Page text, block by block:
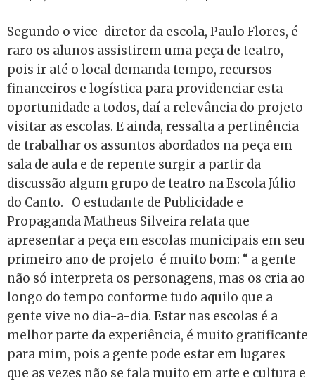
Segundo o vice-diretor da escola, Paulo Flores, é
raro os alunos assistirem uma peça de teatro,
pois ir até o local demanda tempo, recursos
financeiros e logística para providenciar esta
oportunidade a todos, daí a relevância do projeto
visitar as escolas. E ainda, ressalta a pertinência
de trabalhar os assuntos abordados na peça em
sala de aula e de repente surgir a partir da
discussão algum grupo de teatro na Escola Júlio
do Canto.
O estudante de Publicidade e
Propaganda Matheus Silveira relata que
apresentar a peça em escolas municipais em seu
primeiro ano de projeto é muito bom: “ a gente
não só interpreta os personagens, mas os cria ao
longo do tempo conforme tudo aquilo que a
gente vive no dia-a-dia. Estar nas escolas é a
melhor parte da experiência, é muito gratificante
para mim, pois a gente pode estar em lugares
que as vezes não se fala muito em arte e cultura e